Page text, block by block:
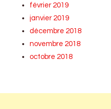
février 2019
janvier 2019
décembre 2018
novembre 2018
octobre 2018